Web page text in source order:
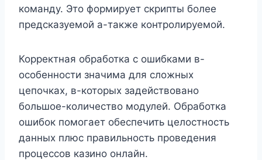
команду. Это формирует скрипты более
предсказуемой а-также контролируемой.
Корректная обработка с ошибками в-
особенности значима для сложных
цепочках, в-которых задействовано
большое-количество модулей. Обработка
ошибок помогает обеспечить целостность
данных плюс правильность проведения
процессов казино онлайн.